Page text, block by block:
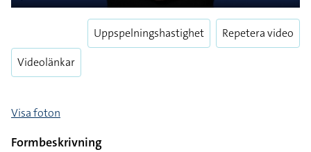
Play
Enter
Videolänkar
Uppspelningshastighet Repetera video
Visa foton
Formbeskrivning